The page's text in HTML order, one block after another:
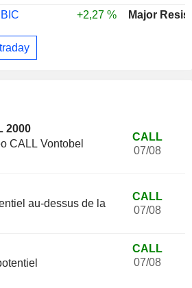
+2,27 % Major
2000
CALL Vontobel
CALL
07/08
au-dessus de la
CALL
07/08
CALL
07/08